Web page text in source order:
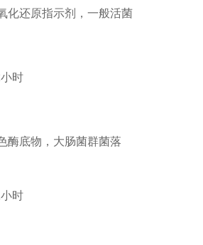
化还原指示剂，一般活菌
时
酶底物，大肠菌群菌落
时